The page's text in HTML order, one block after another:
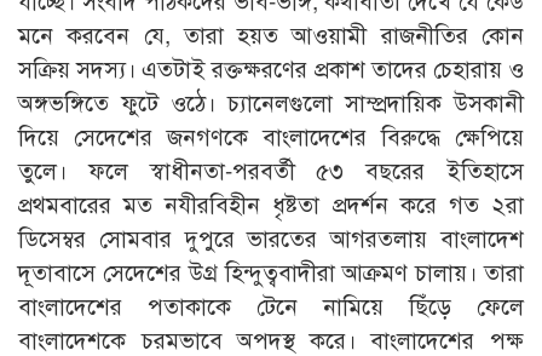
মনে করবেন যে, তারা হয়ত আওয়ামী রাজনীতির কোন
সক্রিয় সদস্য। এতটাই রক্তক্ষরণের প্রকাশ তাদের চেহারায় ও
অঙ্গভঙ্গিতে ফুটে ওঠে। চ্যানেলগুলো সাম্প্রদায়িক উসকানী
দিয়ে সেদেশের জনগণকে বাংলাদেশের বিরুদ্ধে ক্ষেপিয়ে
তুলে। ফলে স্বাধীনতা-পরবর্তী ৫৩ বছরের ইতিহাসে
প্রথমবারের মত নযীরবিহীন ধৃষ্টতা প্রদর্শন করে গত ২রা
ডিসেম্বর সোমবার দুপুরে ভারতের আগরতলায় বাংলাদেশ
দূতাবাসে সেদেশের উগ্র হিন্দুত্ববাদীরা আক্রমণ চালায়। তারা
বাংলাদেশের পতাকাকে টেনে নামিয়ে ছিঁড়ে ফেলে
বাংলাদেশকে চরমভাবে অপদস্থ করে। বাংলাদেশের পক্ষ